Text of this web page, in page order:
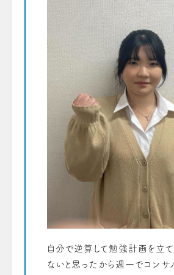
自分で逆算して勉強計画を立て
ないと思ったから週一でコンサ